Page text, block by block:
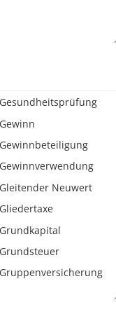
Gesundheitsprüfung
Gewinn
Gewinnbeteiligung
Gewinnverwendung
Gleitender Neuwert
Gliedertaxe
Grundkapital
Grundsteuer
Gruppenversicherung